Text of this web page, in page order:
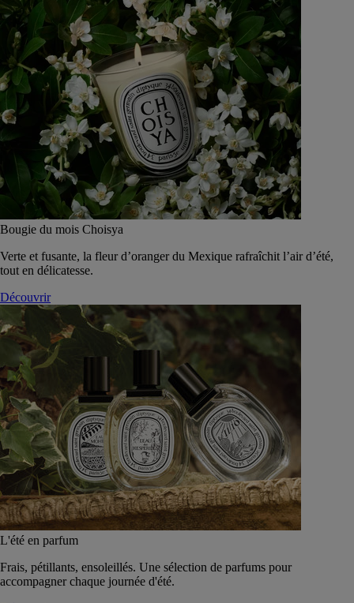
Bougie du mois Choisya
Verte et fusante, la fleur d’oranger du Mexique rafraîchit l’air d’été,
tout en délicatesse.
Découvrir
L'été en parfum
Frais, pétillants, ensoleillés. Une sélection de parfums pour
accompagner chaque journée d'été.